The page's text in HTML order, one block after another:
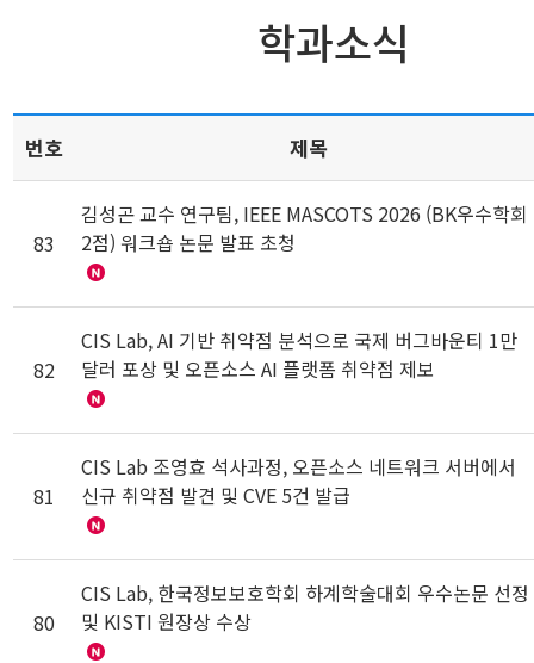
학과소식
번호 제목
83
김성곤 교수 연구팀, IEEE MASCOTS 2026 (BK우수학회
2점) 워크숍 논문 발표 초청
82
CIS Lab, AI 기반 취약점 분석으로 국제 버그바운티 1만
달러 포상 및 오픈소스 AI 플랫폼 취약점 제보
81
CIS Lab 조영효 석사과정, 오픈소스 네트워크 서버에서
신규 취약점 발견 및 CVE 5건 발급
80
CIS Lab, 한국정보보호학회 하계학술대회 우수논문 선정
및 KISTI 원장상 수상